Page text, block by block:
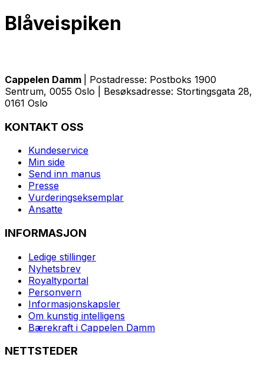
Blåveispiken
Cappelen Damm
| Postadresse: Postboks 1900
Sentrum, 0055 Oslo | Besøksadresse: Stortingsgata 28,
0161 Oslo
KONTAKT OSS
Kundeservice
Min side
Send inn manus
Presse
Vurderingseksemplar
Ansatte
INFORMASJON
Ledige stillinger
Nyhetsbrev
Royaltyportal
Personvern
Informasjonskapsler
Om kunstig intelligens
Bærekraft i Cappelen Damm
NETTSTEDER